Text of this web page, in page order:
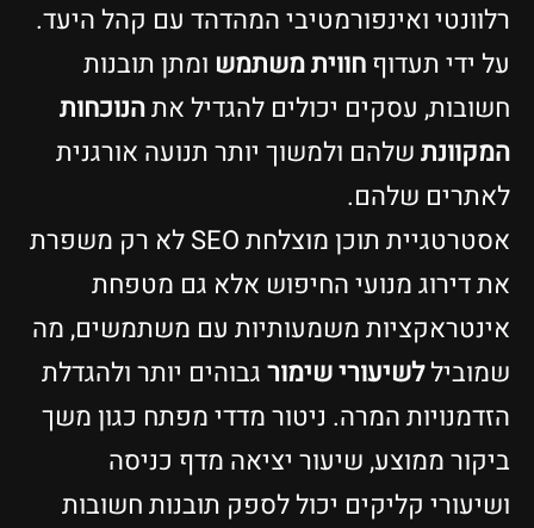
רלוונטי ואינפורמטיבי המהדהד עם קהל היעד.
על ידי תעדוףחווית משתמש ומתן תובנות
חשובות, עסקים יכולים להגדיל אתהנוכחות
המקוונתשלהם ולמשוך יותר תנועה אורגנית
לאתרים שלהם.
אסטרטגיית תוכן מוצלחת SEO לא רק משפרת
את דירוג מנועי החיפוש אלא גם מטפחת
אינטראקציות משמעותיות עם משתמשים, מה
שמוביללשיעורי שימורגבוהים יותר ולהגדלת
הזדמנויות המרה. ניטור מדדי מפתח כגון משך
ביקור ממוצע, שיעור יציאה מדף כניסה
ושיעורי קליקים יכול לספק תובנות חשובות